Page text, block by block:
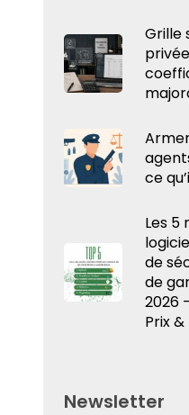
Grille
ce
Les 5
de
de
2026
Prix
Newsletter